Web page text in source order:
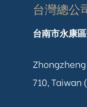
台灣總公
台南市永康
Zhongzheng
710, Taiwan